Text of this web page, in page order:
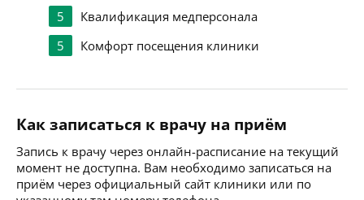
5
Квалификация медперсонала
5
Комфорт посещения клиники
Как записаться к врачу на приём
Запись к врачу через онлайн-расписание на текущий
момент не доступна. Вам необходимо записаться на
приём через официальный сайт клиники или по